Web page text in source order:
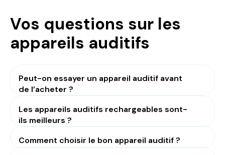
Vos questions sur les
appareils auditifs
Peut-on essayer un appareil auditif avant
de l’acheter ?
Les appareils auditifs rechargeables sont-
ils meilleurs ?
Comment choisir le bon appareil auditif ?